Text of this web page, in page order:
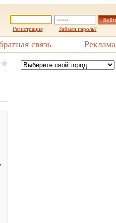
Регистрация Забыли пароль?
связь Реклама